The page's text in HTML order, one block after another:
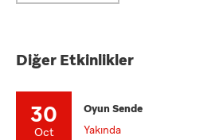
Diğer Etkinlikler
30
Oct
Oyun Sende
Yakında